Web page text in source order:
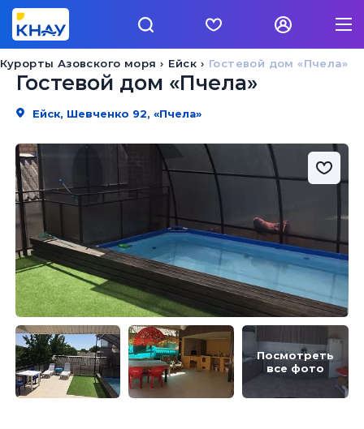
Гостевой дом «Пчела»
Ейск
Курорты Азовского моря
Гостевой дом «Пчела»
Ейск, Шевченко 92, «Пчела»
Посмотреть
все фото